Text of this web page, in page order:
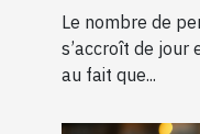
Le nombre de
s’accroît de jour
au fait que...